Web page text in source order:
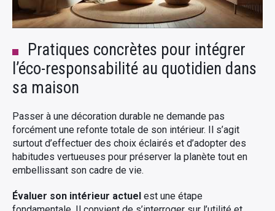
Pratiques concrètes pour intégrer
l’éco-responsabilité au quotidien dans
sa maison
Passer à une décoration durable ne demande pas
forcément une refonte totale de son intérieur. Il s’agit
surtout d’effectuer des choix éclairés et d’adopter des
habitudes vertueuses pour préserver la planète tout en
embellissant son cadre de vie.
Évaluer son intérieur actuel est une étape